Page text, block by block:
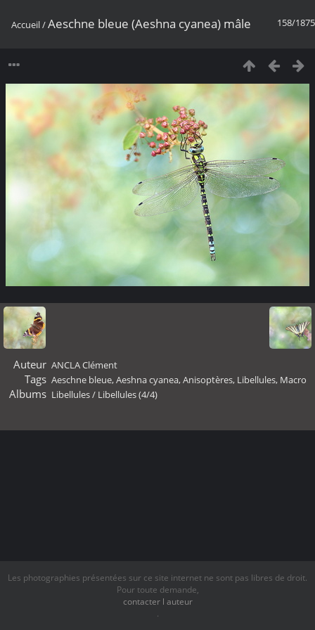
158/1875
Accueil/Aeschne bleue (Aeshna cyanea) mâle
Auteur ANCLA Clément
Tags Aeschne bleue,Aeshna cyanea,Anisoptères, Libellules, Macro
Albums Libellules/ Libellules (4/4)
Les photographies présentées sur ce site internet ne sont pas libres de droit.
Pour toute demande,
contacter l auteur
.